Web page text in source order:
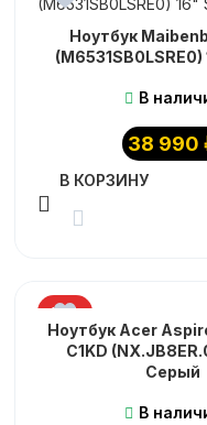
Ноутбук
В
38 990
В КОРЗИНУ
ХИТ
Ноутбук Acer
C1KD
Серый
В